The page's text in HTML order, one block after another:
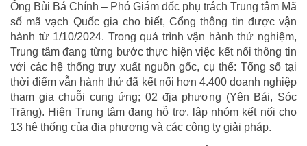
Ông Bùi Bá Chính – Phó Giám đốc phụ trách Trung tâm Mã
số mã vạch Quốc gia cho biết, Cổng thông tin được vận
hành từ 1/10/2024. Trong quá trình vận hành thử nghiệm,
Trung tâm đang từng bước thực hiện việc kết nối thông tin
với các hệ thống truy xuất nguồn gốc, cụ thể: Tổng số tại
thời điểm vẫn hành thử đã kết nối hơn 4.400 doanh nghiệp
tham gia chuỗi cung ứng; 02 địa phương (Yên Bái, Sóc
Trăng). Hiện Trung tâm đang hỗ trợ, lập nhóm kết nối cho
13 hệ thống của địa phương và các công ty giải pháp.